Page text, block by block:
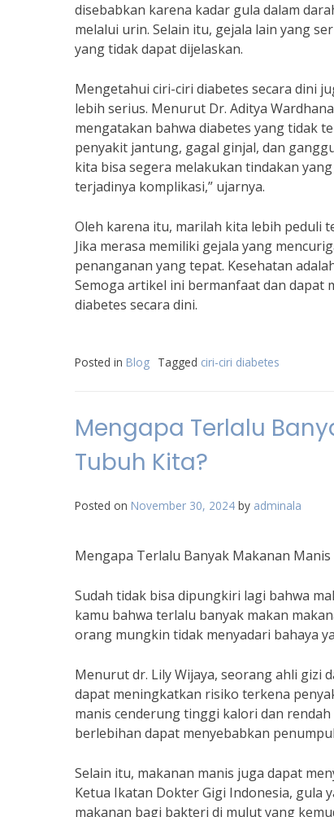
disebabkan karena kadar gula dalam
melalui urin. Selain itu, gejala lain yang
yang tidak dapat dijelaskan.
Mengetahui ciri-ciri diabetes secara dini
lebih serius. Menurut Dr. Aditya
mengatakan bahwa diabetes yang tidak
penyakit jantung, gagal ginjal, dan
kita bisa segera melakukan tindakan
terjadinya komplikasi,” ujarnya.
Oleh karena itu, marilah kita lebih peduli
Jika merasa memiliki gejala yang
penanganan yang tepat. Kesehatan
Semoga artikel ini bermanfaat dan
diabetes secara dini.
Posted in Blog Tagged ciri-ciri diabetes
Mengapa Terlalu
Tubuh Kita?
Posted on November 30, 2024 by adminala
Mengapa Terlalu Banyak Makanan
Sudah tidak bisa dipungkiri lagi bahwa
kamu bahwa terlalu banyak makan
orang mungkin tidak menyadari bahaya
Menurut dr. Lily Wijaya, seorang ahli gizi
dapat meningkatkan risiko terkena
manis cenderung tinggi kalori dan
berlebihan dapat menyebabkan
Selain itu, makanan manis juga dapat
Ketua Ikatan Dokter Gigi Indonesia, gula
makanan bagi bakteri di mulut yang